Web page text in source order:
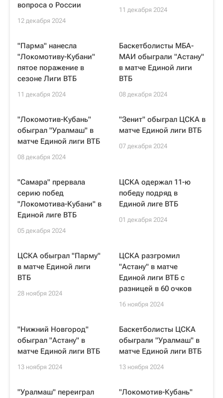
вопроса о России
12 декабря 2024
11 декабря 2024
"Парма" нанесла
"Локомотиву-Кубани"
пятое поражение в
сезоне Лиги ВТБ
11 декабря 2024
Баскетболисты МБА-
МАИ обыграли "Астану"
в матче Единой лиги
ВТБ
08 декабря 2024
"Локомотив-Кубань"
обыграл "Уралмаш" в
матче Единой лиги ВТБ
08 декабря 2024
"Зенит" обыграл ЦСКА в
матче Единой лиги ВТБ
07 декабря 2024
"Самара" прервала
серию побед
"Локомотива-Кубани" в
Единой лиге ВТБ
05 декабря 2024
ЦСКА одержал 11-ю
победу подряд в
Единой лиге ВТБ
01 декабря 2024
ЦСКА обыграл "Парму"
в матче Единой лиги
ВТБ
28 ноября 2024
ЦСКА разгромил
"Астану" в матче
Единой лиги ВТБ с
разницей в 60 очков
16 ноября 2024
"Нижний Новгород"
обыграл "Астану" в
матче Единой лиги ВТБ
13 ноября 2024
Баскетболисты ЦСКА
обыграли "Уралмаш" в
матче Единой лиги ВТБ
13 ноября 2024
"Уралмаш" переиграл
"Локомотив-Кубань"